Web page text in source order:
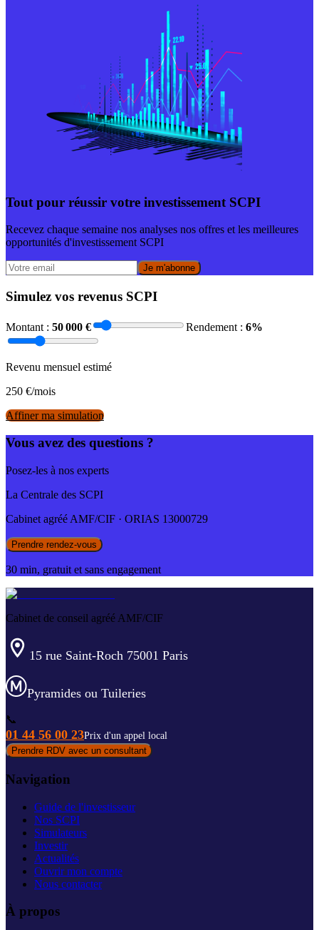
Tout pour réussir votre investissement SCPI
Recevez chaque semaine nos analyses nos offres et les meilleures
opportunités d'investissement SCPI
Je m'abonne
Simulez vos revenus SCPI
Montant : 50 000 € Rendement : 6%
Revenu mensuel estimé
250 €/mois
Affiner ma simulation
Vous avez des questions ?
Posez-les à nos experts
La Centrale des SCPI
Cabinet agréé AMF/CIF · ORIAS 13000729
Prendre rendez-vous
30 min, gratuit et sans engagement
Cabinet de conseil agréé AMF/CIF
15 rue Saint-Roch 75001 Paris
Pyramides ou Tuileries
📞
01 44 56 00 23Prix d'un appel local
Prendre RDV avec un consultant
Navigation
Guide de l'investisseur
Nos SCPI
Simulateurs
Investir
Actualités
Ouvrir mon compte
Nous contacter
À propos